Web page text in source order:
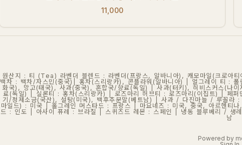
11,000
원산지 : 티 (Tea) 라벤더 블렌드 : 라벤더(프랑스, 알바니아), 캐모마일(크로아
백차 : 백차/자스민(중국)| 홍차(스리랑카), 콘플라워(알바니아) | 얼그레이 티 :
화국), 망고(태국), 사과(중국), 혼합국/향료(독일) | 사과(터키), 히비스커스(나
료(독일) | 실론티 : 홍차(스리랑카) | 로즈마리 허브티 : 로즈마리(이집트) |
기/정제소금(국산), 설탕(미국), 백후추분말(베트남) | 사과 / 다진마늘 / 루꼴
마일드) : 미국 | 홀그레인 머스타드 : 프랑스 | 마요네즈 : 미국, 중국, 아르헨티
드 : 인도 | 아사이 퓨레 : 브라질 | 스퀴즈드 레몬 : 스페인 | 냉동 블루베리 /
남
Powered by